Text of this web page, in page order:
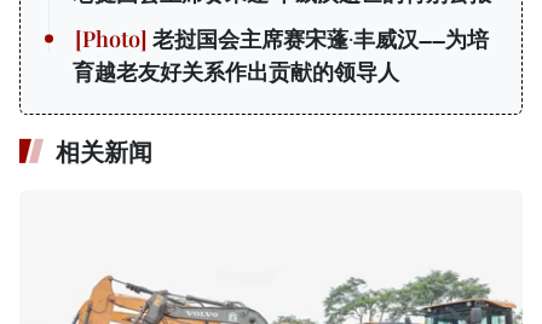
老挝国会主席赛宋蓬·丰威汉——为培
育越老友好关系作出贡献的领导人
相关新闻